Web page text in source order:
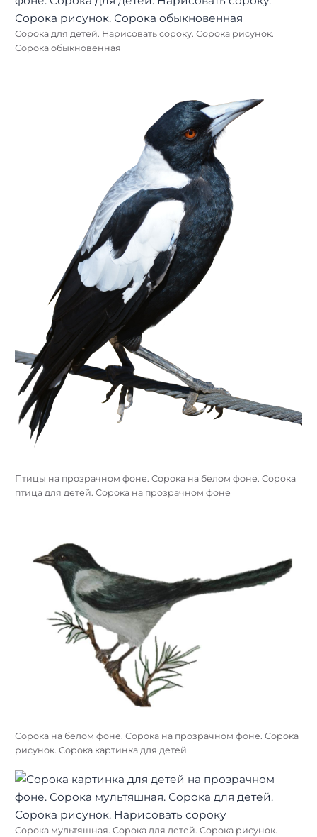
Сорока для детей. Нарисовать сороку. Сорока рисунок.
Сорока обыкновенная
Птицы на прозрачном фоне. Сорока на белом фоне. Сорока
птица для детей. Сорока на прозрачном фоне
Сорока на белом фоне. Сорока на прозрачном фоне. Сорока
рисунок. Сорока картинка для детей
Сорока мультяшная. Сорока для детей. Сорока рисунок.